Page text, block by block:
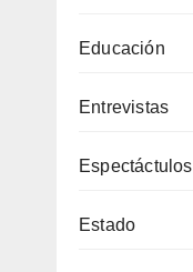
Educación
Entrevistas
Espectáctulos
Estado